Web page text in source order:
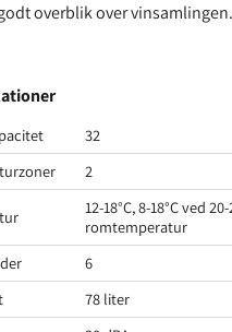
overblik over vinsamlingen.
32
2
12-18°C, 8-18°C ved 20-
romtemperatur
6
78 liter